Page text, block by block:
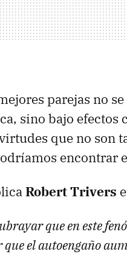
parejas no
sino bajo efectos
que no son
encontrar
Robert Trivers
que en este
que el autoengaño